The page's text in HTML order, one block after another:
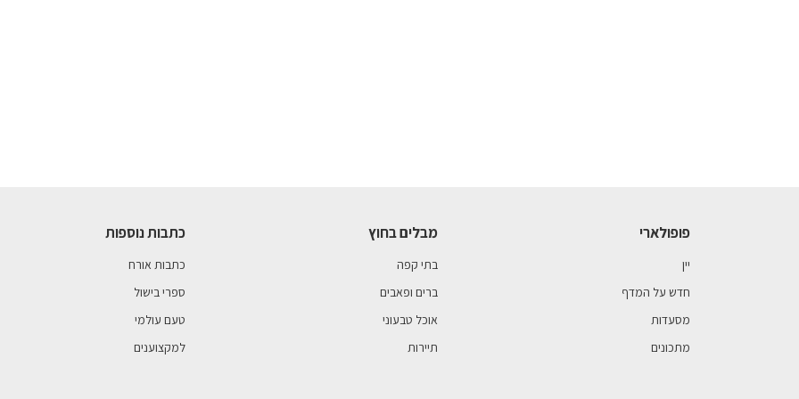
פופולארי
יין
חדש על המדף
מסעדות
מתכונים
מבלים בחוץ
בתי קפה
ברים ופאבים
אוכל טבעוני
תיירות
כתבות נוספות
כתבות אורח
ספרי בישול
טעם עולמי
למקצוענים